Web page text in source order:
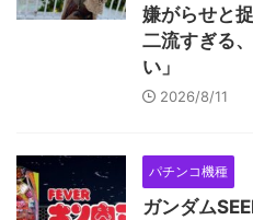
嫌がらせと
二流すぎる
い」
2026/8/11
パチンコ機種
ガンダム